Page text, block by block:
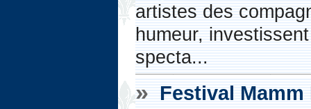
artistes des
humeur,
specta...
» Festival